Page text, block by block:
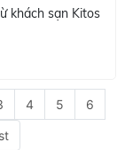
khách sạn Kitos
4 5 6